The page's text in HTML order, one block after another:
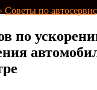
Советы по
по